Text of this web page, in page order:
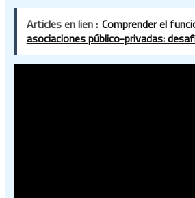
Articles en lien : Comprender el
asociaciones público-privadas: